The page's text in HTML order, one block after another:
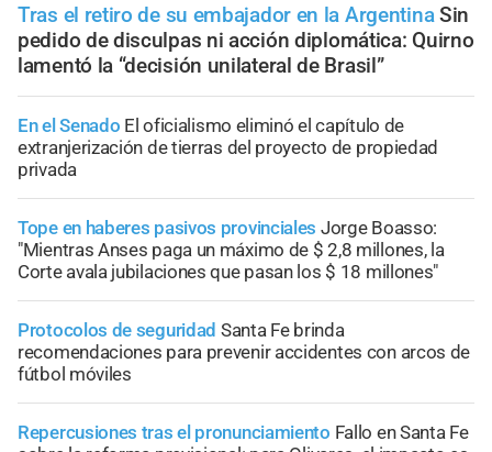
Tras el retiro de su embajador en la Argentina Sin
pedido de disculpas ni acción diplomática: Quirno
lamentó la “decisión unilateral de Brasil”
En el Senado El oficialismo eliminó el capítulo de
extranjerización de tierras del proyecto de propiedad
privada
Tope en haberes pasivos provinciales Jorge Boasso:
"Mientras Anses paga un máximo de $ 2,8 millones, la
Corte avala jubilaciones que pasan los $ 18 millones"
Protocolos de seguridad Santa Fe brinda
recomendaciones para prevenir accidentes con arcos de
fútbol móviles
Repercusiones tras el pronunciamiento Fallo en Santa Fe